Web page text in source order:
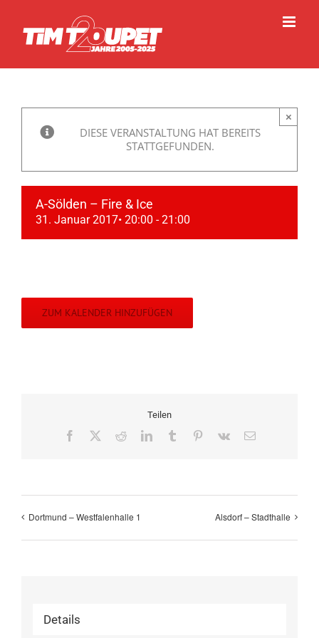
springen
DIESE VERANSTALTUNG HAT BEREITS
STATTGEFUNDEN.
×
A-Sölden – Fire & Ice
31. Januar 2017• 20:00 -21:00
ZUM KALENDER HINZUFÜGEN
Teilen
Facebook RedditLinkedInTumblr Pinterest
Vk
E-
Dortmund – Westfalenhalle 1 Alsdorf – Stadthalle
Details